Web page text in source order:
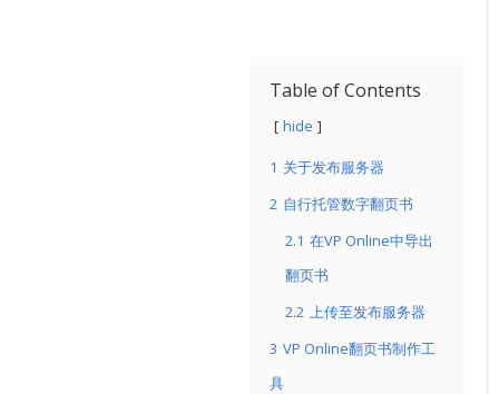
Table of Contents
hide
1 关于发布服务器
2 自行托管数字翻页书
2.1 在VP Online中导出
翻页书
2.2 上传至发布服务器
3 VP Online翻页书制作工
具